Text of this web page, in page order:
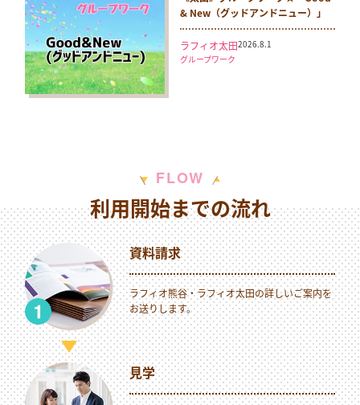
& New（グッドアンドニュー）」
ラフィオ太田2026.8.1
グループワーク
FLOW
利用開始までの流れ
資料請求
ラフィオ熊谷・ラフィオ太田の詳しいご案内を
お送りします。
見学